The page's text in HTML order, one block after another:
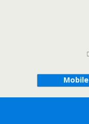
Mobile